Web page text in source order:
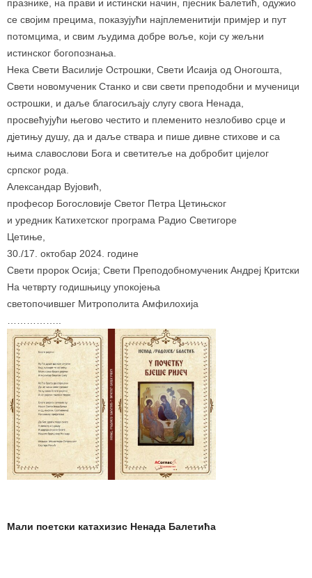
празнике, на прави и истински начин, пјесник Балетић, одужио
се својим прецима, показујући најплеменитији примјер и пут
потомцима, и свим људима добре воље, који су жељни
истинског богопознања.
Нека Свети Василије Острошки, Свети Исаија од Оногошта,
Свети новомученик Станко и сви свети преподобни и мученици
острошки, и даље благосиљају слугу свога Ненада,
просвећујући његово честито и племенито незлобиво срце и
дјетињу душу, да и даље ствара и пише дивне стихове и са
њима славослови Бога и светитеље на добробит цијелог
српског рода.
Александар Вујовић,
професор Богословије Светог Петра Цетињског
и уредник Катихетског програма Радио Светигоре
Цетиње,
30./17. октобар 2024. године
Свети пророк Осија; Свети Преподобномученик Андреј Критски
На четврту годишњицу упокојења
светопочившег Митрополита Амфилохија
Мали поетски катахизис Ненада Балетића